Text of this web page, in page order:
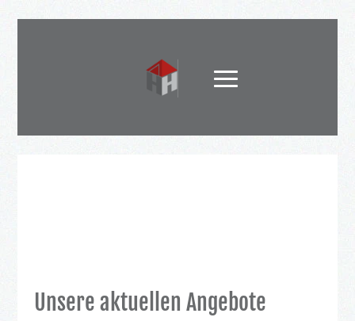
Unsere aktuellen Angebote